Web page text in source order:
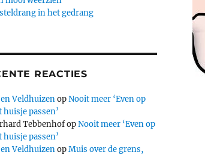
in het gedrang
REACTIES
VeldhuizenopNooit meer ‘Even op
huisje passen’
TebbenhofopNooit meer ‘Even op
huisje passen’
VeldhuizenopMuis over de grens,